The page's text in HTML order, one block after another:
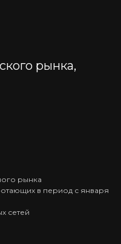
рынка,
рынка
в период с января
сетей